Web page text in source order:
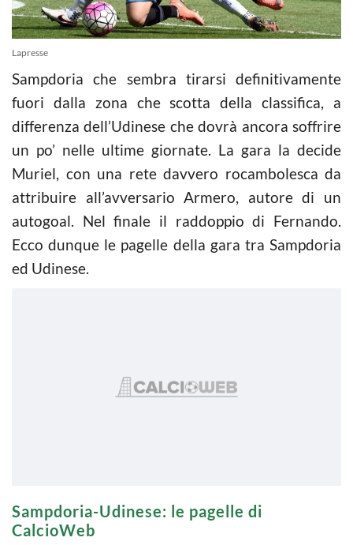
Lapresse
Sampdoria che sembra tirarsi definitivamente
fuori dalla zona che scotta della classifica, a
differenza dell’Udinese che dovrà ancora soffrire
un po’ nelle ultime giornate. La gara la decide
Muriel, con una rete davvero rocambolesca da
attribuire all’avversario Armero, autore di un
autogoal. Nel finale il raddoppio di Fernando.
Ecco dunque le pagelle della gara tra Sampdoria
ed Udinese.
Sampdoria-Udinese: le pagelle di
CalcioWeb